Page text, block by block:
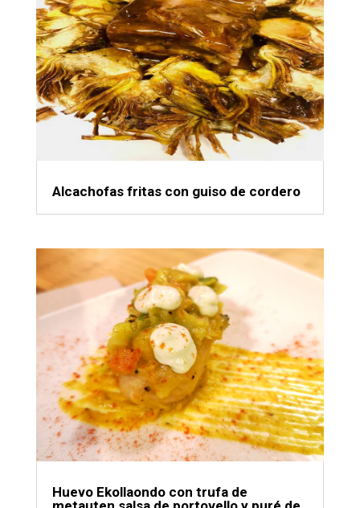
Alcachofas fritas con guiso de cordero
Huevo Ekollaondo con trufa de